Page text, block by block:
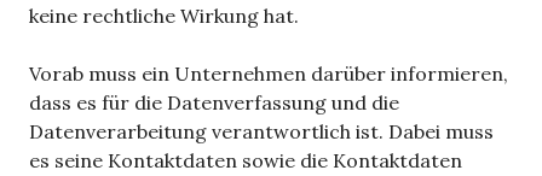
keine rechtliche Wirkung hat.
Vorab muss ein Unternehmen darüber informieren,
dass es für die Datenverfassung und die
Datenverarbeitung verantwortlich ist. Dabei muss
es seine Kontaktdaten sowie die Kontaktdaten